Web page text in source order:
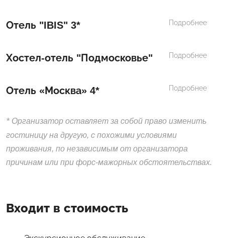
Отель "IBIS" 3* Подробнее
Хостел-отель "Подмосковье" Подробнее
Отель «Москва» 4* Подробнее
*Организатор оставляет за собой право изменить
гостиницу на другую, с похожими условиями
проживания, по независимым от организатора
причинам или при форс-мажорных обстоятельствах.
Входит в стоимость